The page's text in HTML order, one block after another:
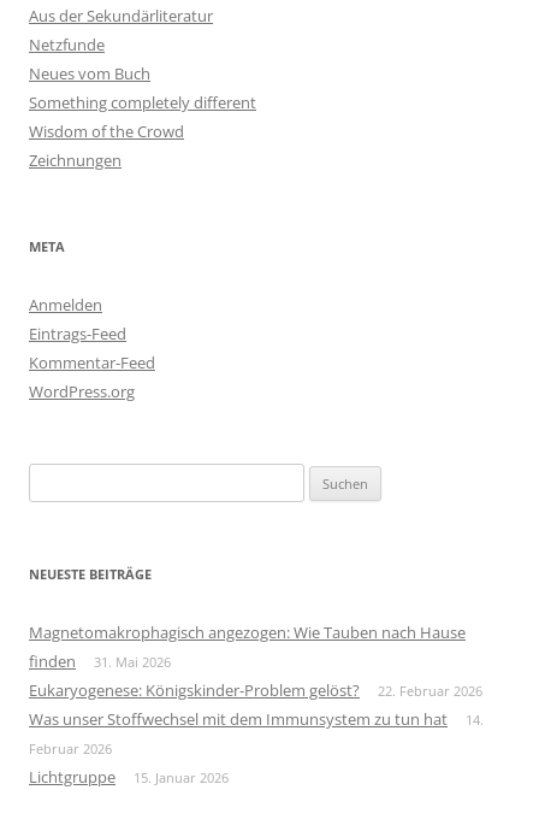
Aus der Sekundärliteratur
Netzfunde
Neues vom Buch
Something completely different
Wisdom of the Crowd
Zeichnungen
META
Anmelden
Eintrags-Feed
Kommentar-Feed
WordPress.org
nach:
NEUESTE BEITRÄGE
Magnetomakrophagisch angezogen: Wie Tauben nach Hause
finden
31. Mai 2026
Eukaryogenese: Königskinder-Problem gelöst? 22. Februar 2026
Was unser Stoffwechsel mit dem Immunsystem zu tun hat
14.
Februar 2026
Lichtgruppe 15. Januar 2026